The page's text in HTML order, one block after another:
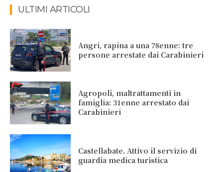
ULTIMI ARTICOLI
Angri, rapina a una 78enne: tre
persone arrestate dai Carabinieri
Agropoli, maltrattamenti in
famiglia: 31enne arrestato dai
Carabinieri
Castellabate. Attivo il servizio di
guardia medica turistica